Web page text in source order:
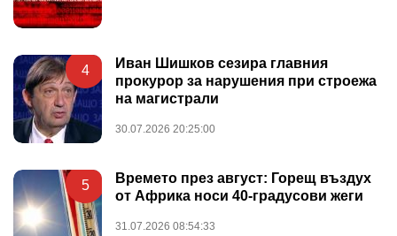
4
Иван Шишков сезира главния
прокурор за нарушения при строежа
на магистрали
30.07.2026 20:25:00
5
Времето през август: Горещ въздух
от Африка носи 40-градусови жеги
31.07.2026 08:54:33